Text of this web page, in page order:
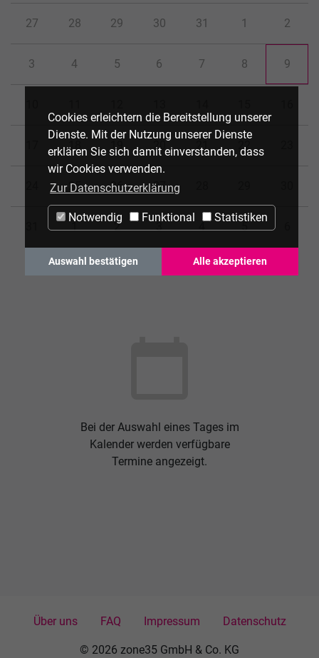
Cookies erleichtern die Bereitstellung unserer
Dienste. Mit der Nutzung unserer Dienste
erklären Sie sich damit einverstanden, dass
wir Cookies verwenden.
Zur Datenschutzerklärung
Notwendig Funktional Statistiken
Auswahl bestätigen Alle akzeptieren
27 28 29 30 31 1 2
3 4 5 6 7 8 9
18 19 20 21 22
25 26 27
1 2 3 4 5
Bei der Auswahl eines Tages im
Kalender werden verfügbare
Termine angezeigt.
© 2026 zone35 GmbH & Co. KG
Über uns FAQ Impressum Datenschutz